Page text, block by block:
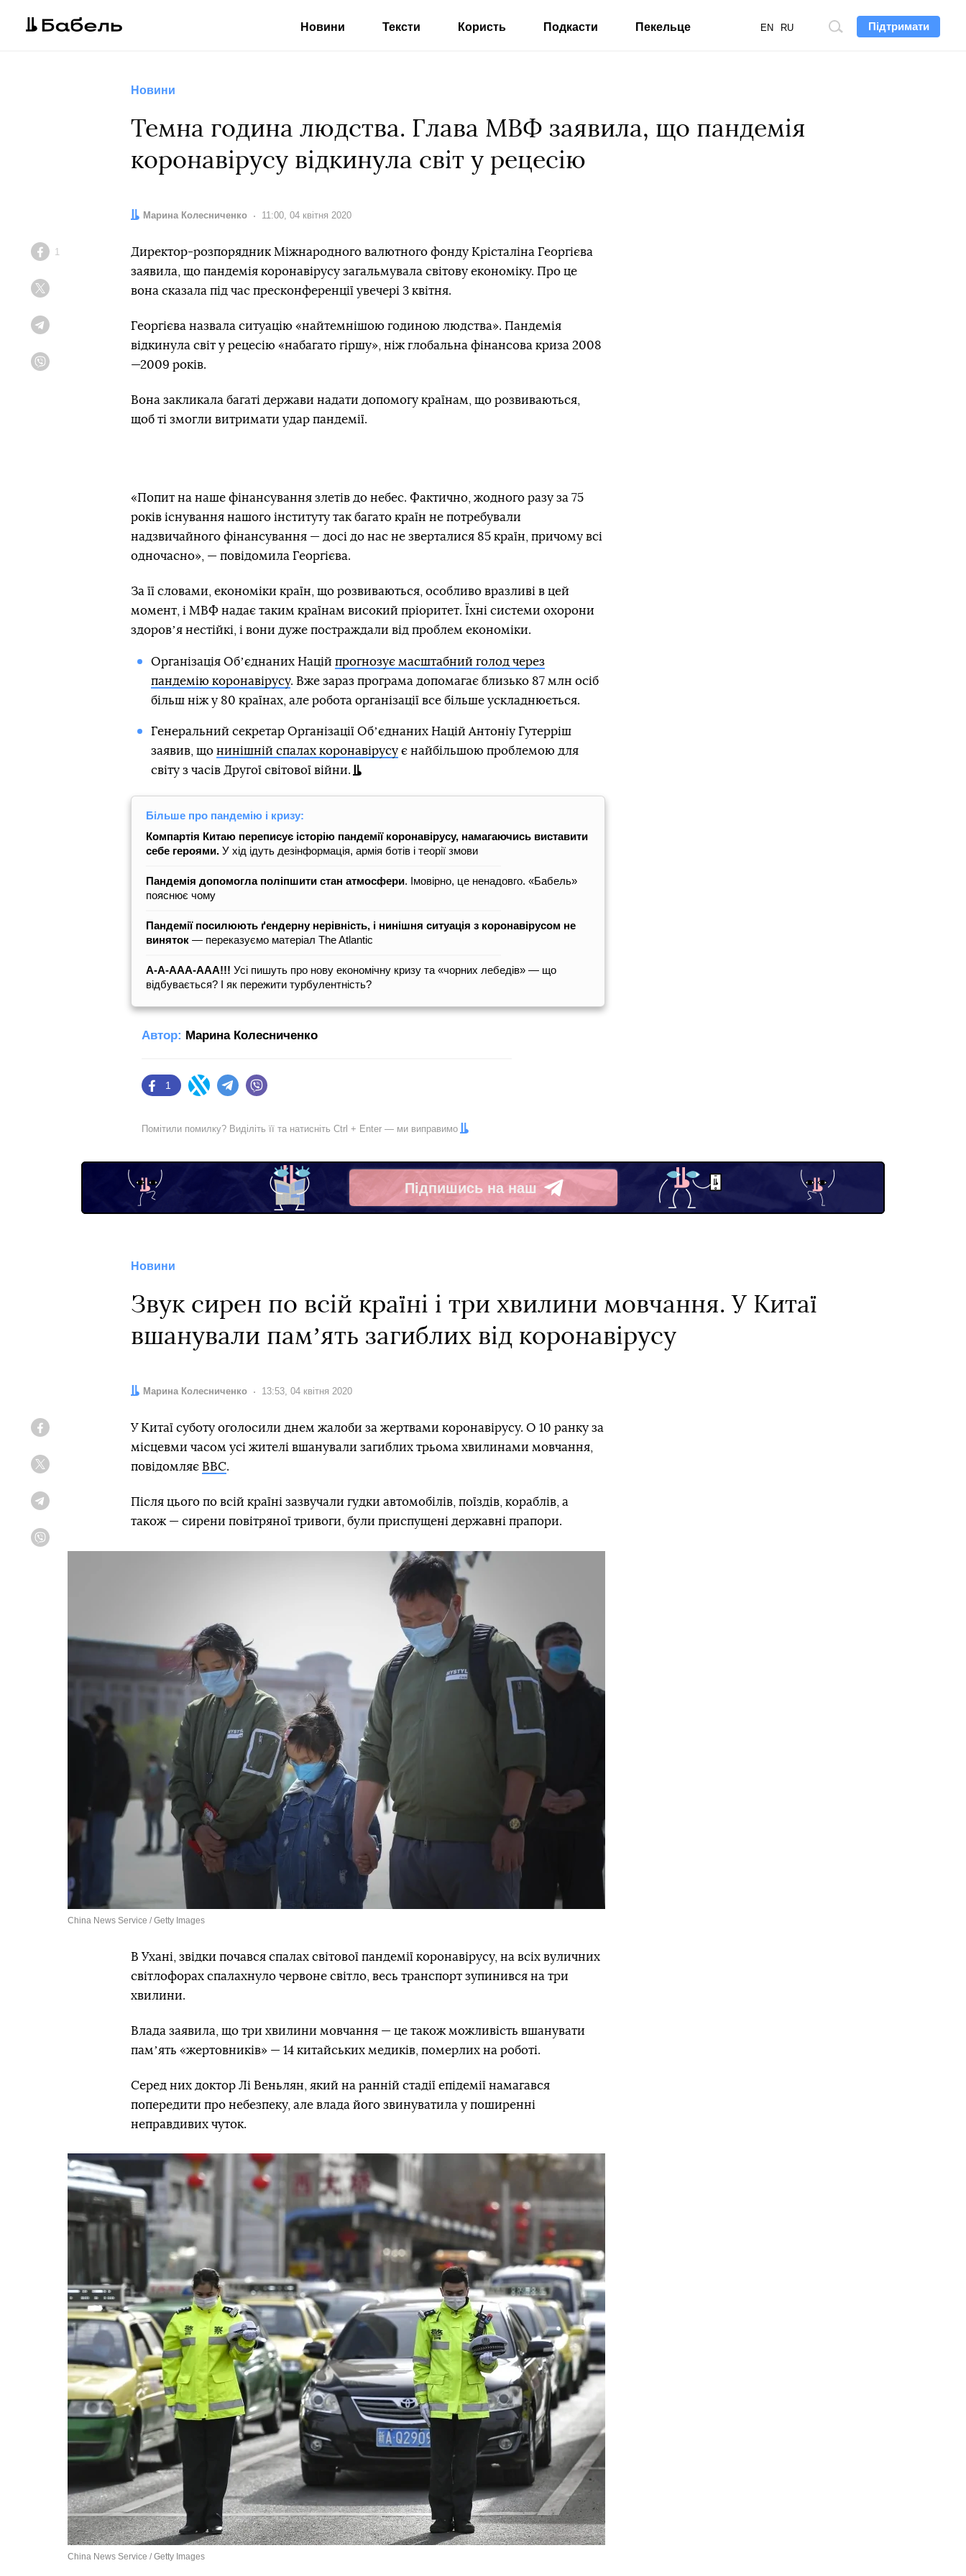
Підтримати
Пошук
EN RU
Новини Тексти Користь Подкасти Пекельце
Новини
Темна година людства. Глава МВФ заявила, що пандемія
коронавірусу відкинула світ у рецесію
Автор:
Марина Колесниченко Дата:
11:00, 04 квітня 2020
Facebook
1
Директор-розпорядник Міжнародного валютного фонду Крісталіна Георгієва
заявила, що пандемія коронавірусу загальмувала світову економіку. Про це
вона сказала під час пресконференції увечері 3 квітня.
Георгієва назвала ситуацію «найтемнішою годиною людства». Пандемія
відкинула світ у рецесію «набагато гіршу», ніж глобальна фінансова криза 2008
—2009 років.
Вона закликала багаті держави надати допомогу країнам, що розвиваються,
щоб ті змогли витримати удар пандемії.
«Попит на наше фінансування злетів до небес. Фактично, жодного разу за 75
років існування нашого інституту так багато країн не потребували
надзвичайного фінансування — досі до нас не зверталися 85 країн, причому всі
одночасно», — повідомила Георгієва.
За її словами, економіки країн, що розвиваються, особливо вразливі в цей
момент, і МВФ надає таким країнам високий пріоритет. Їхні системи охорони
здоровʼя нестійкі, і вони дуже постраждали від проблем економіки.
Організація Обʼєднаних Націй прогнозує масштабний голод через
пандемію коронавірусу. Вже зараз програма допомагає близько 87 млн осіб
більш ніж у 80 країнах, але робота організації все більше ускладнюється.
Генеральний секретар Організації Обʼєднаних Націй Антоніу Гутерріш
заявив, що нинішній спалах коронавірусує найбільшою проблемою для
світу з часів Другої світової війни.
Більше про пандемію і кризу:
Компартія Китаю переписує історію пандемії коронавірусу, намагаючись виставити
себе героями. У хід ідуть дезінформація, армія ботів і теорії змови
Пандемія допомогла поліпшити стан атмосфери. Імовірно, це ненадовго. «Бабель»
пояснює чому
Пандемії посилюють ґендерну нерівність, і нинішня ситуація з коронавірусом не
виняток — переказуємо матеріал The Atlantic
А-А-ААА-ААА!!! Усі пишуть про нову економічну кризу та «чорних лебедів» — що
відбувається? І як пережити турбулентність?
Автор: Марина Колесниченко
Facebook
1
Twitter Telegram
Помітили помилку? Виділіть її та натисніть Ctrl + Enter — ми виправимо
Підпишись на наш
Telegram
Новини
Звук сирен по всій країні і три хвилини мовчання. У Китаї
вшанували памʼять загиблих від коронавірусу
Автор:
Марина Колесниченко Дата:
13:53, 04 квітня 2020
У Китаї суботу оголосили днем жалоби за жертвами коронавірусу. О 10 ранку за
місцевми часом усі жителі вшанували загиблих трьома хвилинами мовчання,
повідомляє ВВС.
Після цього по всій країні зазвучали гудки автомобілів, поїздів, кораблів, а
також — сирени повітряної тривоги, були приспущені державні прапори.
China News Service / Getty Images
В Ухані, звідки почався спалах світової пандемії коронавірусу, на всіх вуличних
світлофорах спалахнуло червоне світло, весь транспорт зупинився на три
хвилини.
Влада заявила, що три хвилини мовчання — це також можливість вшанувати
памʼять «жертовників» — 14 китайських медиків, померлих на роботі.
Серед них доктор Лі Веньлян, який на ранній стадії епідемії намагався
попередити про небезпеку, але влада його звинуватила у поширенні
неправдивих чуток.
China News Service / Getty Images